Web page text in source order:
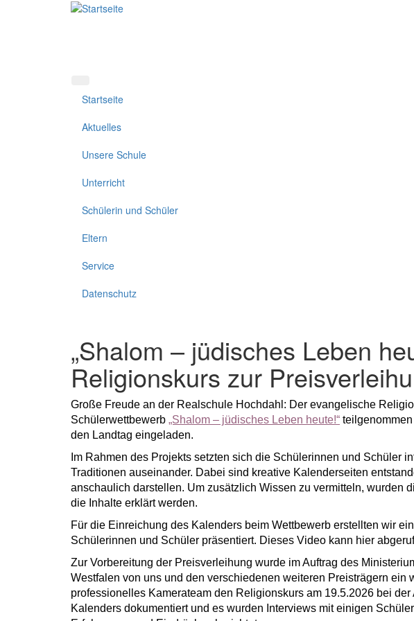
Startseite
Aktuelles
Unsere Schule
Unterricht
Schülerin und Schüler
Eltern
Service
Datenschutz
„Shalom – jüdisches Leben
Religionskurs zur
Große Freude an der Realschule Hochdahl: Der evangelische
Schülerwettbewerb „Shalom – jüdisches Leben heute!“
den Landtag eingeladen.
Im Rahmen des Projekts setzten sich die Schülerinnen und Schüler
Traditionen auseinander. Dabei sind kreative Kalenderseiten
anschaulich darstellen. Um zusätzlich Wissen zu vermitteln, wurden
die Inhalte erklärt werden.
Für die Einreichung des Kalenders beim Wettbewerb erstellten wir
Schülerinnen und Schüler präsentiert. Dieses Video kann hier
Zur Vorbereitung der Preisverleihung wurde im Auftrag des
Westfalen von uns und den verschiedenen weiteren Preisträgern ein
professionelles Kamerateam den Religionskurs am 19.5.2026 bei
Kalenders dokumentiert und es wurden Interviews mit einigen